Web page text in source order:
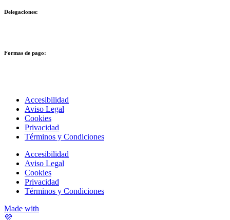
Delegaciones:
Formas de pago:
Accesibilidad
Aviso Legal
Cookies
Privacidad
Términos y Condiciones
Accesibilidad
Aviso Legal
Cookies
Privacidad
Términos y Condiciones
Made with
💜